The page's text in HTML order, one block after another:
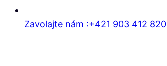
Zavolajte nám :+421 903 412 820